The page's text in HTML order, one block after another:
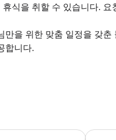
식을 취할 수 있습니다.
을 위한 맞춤 일정을 갖
합니다.
* 소요시